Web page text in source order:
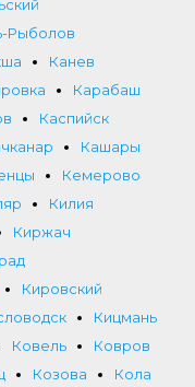
Рыболов
Канев
Карабаш
Каспийск
Кашары
Кемерово
Килия
Киржач
Кировский
Кицмань
Ковель
Ковров
Козова
Кола